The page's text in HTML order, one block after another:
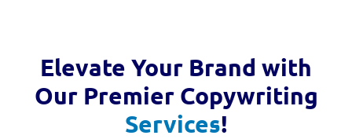
Elevate Your Brand with
Our Premier Copywriting
Services!